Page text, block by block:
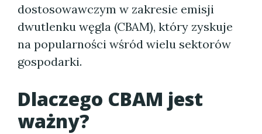
dostosowawczym w zakresie emisji
dwutlenku węgla (CBAM), który zyskuje
na popularności wśród wielu sektorów
gospodarki.
Dlaczego CBAM jest
ważny?